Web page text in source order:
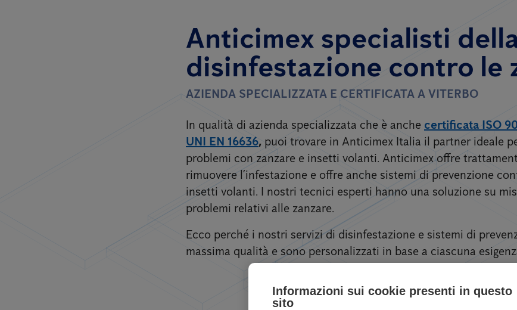
Anticimex specialisti
disinfestazione contro le
AZIENDA SPECIALIZZATA E CERTIFICATA A VITERBO
In qualità di azienda specializzata che è anche certificata ISO
UNI EN 16636, puoi trovare in Anticimex Italia il partner ideale
problemi con zanzare e insetti volanti. Anticimex offre
rimuovere l’infestazione e offre anche sistemi di prevenzione
insetti volanti. I nostri tecnici esperti hanno una soluzione su
problemi relativi alle zanzare.
Ecco perché i nostri servizi di disinfestazione e sistemi di
massima qualità e sono personalizzati in base a ciascuna
Informazioni sui cookie presenti in questo
sito